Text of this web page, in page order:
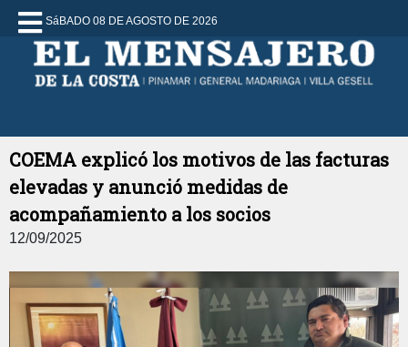
SáBADO 08 DE AGOSTO DE 2026
COEMA explicó los motivos de las facturas
elevadas y anunció medidas de
acompañamiento a los socios
12/09/2025